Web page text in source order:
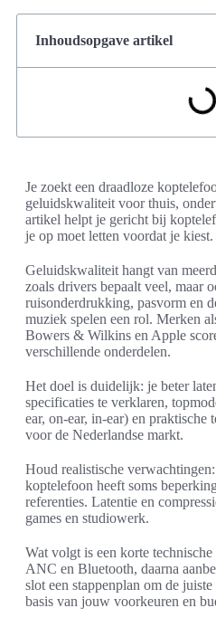
Inhoudsopgave artikel
Je zoekt een draadloze
geluidskwaliteit voor thuis,
artikel helpt je gericht bij
je op moet letten voordat je kiest.
Geluidskwaliteit hangt van
zoals drivers bepaalt veel, maar
ruisonderdrukking, pasvorm en
muziek spelen een rol. Merken
Bowers & Wilkins en Apple
verschillende onderdelen.
Het doel is duidelijk: je beter
specificaties te verklaren,
ear, on-ear, in-ear) en praktische
voor de Nederlandse markt.
Houd realistische
koptelefoon heeft soms
referenties. Latentie en
games en studiowerk.
Wat volgt is een korte
ANC en Bluetooth, daarna
slot een stappenplan om de
basis van jouw voorkeuren en